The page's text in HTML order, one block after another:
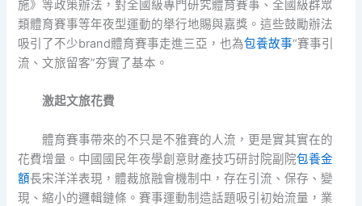
施》等政策辦法，對全國級專門研究體育賽事、全國級群眾
類體育賽事等年夜型運動的舉行地賜與嘉獎。這些鼓勵辦法
吸引了不少brand體育賽事走進三亞，也為包養故事“賽事引
流、文旅留客”夯實了基本。
激起文旅花費
體育賽事帶來的不只是不雅賽的人流，更是實其實在的
花費增量。中國國民年夜學創意財產技巧研討院副院包養金
額長宋洋洋表現，體裁旅融會機制中，存在引流、保存、變
現、縮小的邏輯鏈條。賽事運動制造話題吸引初始流量，業